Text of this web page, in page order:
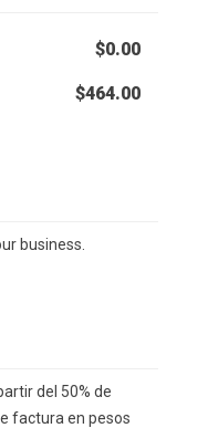
$0.00
$464.00
business.
del 50% de
factura en pesos